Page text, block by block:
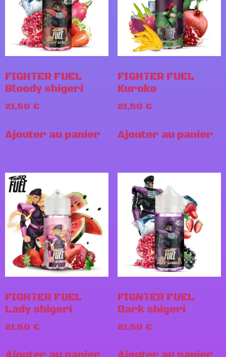
FIGHTER FUEL
Bloody shigeri
21,50 €
Ajouter au panier
FIGHTER FUEL
Kuroko
21,50 €
Ajouter au panier
FIGHTER FUEL
Lady shigeri
21,50 €
FIGNTER FUEL
Dark shigeri
21,50 €